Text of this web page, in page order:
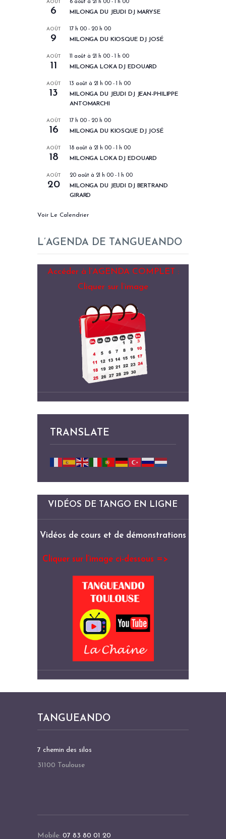
AOÛT
6
6 août à 21 h 00 - 1 h 00
MILONGA DU JEUDI DJ MARYSE
AOÛT
9
17 h 00 - 20 h 00
MILONGA DU KIOSQUE DJ JOSÉ
AOÛT
11
11 août à 21 h 00 - 1 h 00
MILONGA LOKA DJ EDOUARD
AOÛT
13
13 août à 21 h 00 - 1 h 00
MILONGA DU JEUDI DJ JEAN-PHILIPPE
ANTOMARCHI
AOÛT
16
17 h 00 - 20 h 00
MILONGA DU KIOSQUE DJ JOSÉ
AOÛT
18
18 août à 21 h 00 - 1 h 00
MILONGA LOKA DJ EDOUARD
AOÛT
20
20 août à 21 h 00 - 1 h 00
MILONGA DU JEUDI DJ BERTRAND
GIRARD
Voir Le Calendrier
L’AGENDA DE TANGUEANDO
Accéder à l’AGENDA COMPLET :
Cliquer sur l’image
TRANSLATE
VIDÉOS DE TANGO EN LIGNE
Vidéos de cours et de démonstrations
Cliquer sur l’image ci-dessous =>
TANGUEANDO
7 chemin des silos
31100 Toulouse
Mobile: 07 83 80 01 20